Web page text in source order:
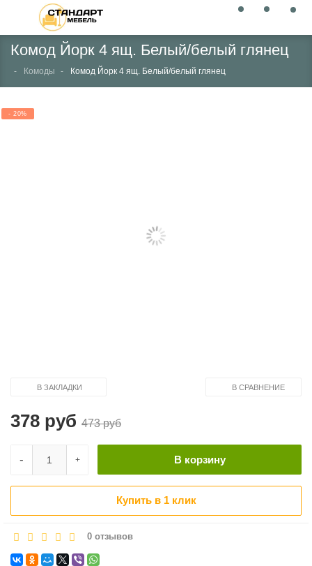
Комод Йорк 4 ящ. Белый/белый глянец
Комоды Комод Йорк 4 ящ. Белый/белый глянец
- 20%
В ЗАКЛАДКИ В СРАВНЕНИЕ
378 руб 473 руб
+
- В корзину
Купить в 1 клик
0 отзывов